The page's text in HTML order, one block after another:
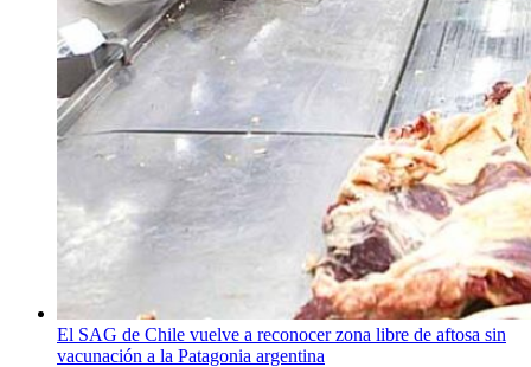
El SAG de Chile vuelve a reconocer zona libre de aftosa sin
vacunación a la Patagonia argentina